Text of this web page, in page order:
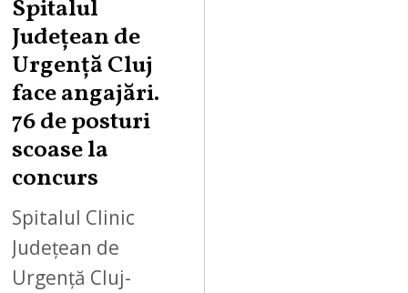
Spitalul
Județean de
Urgență Cluj
face angajări.
76 de posturi
scoase la
concurs
Spitalul Clinic
Județean de
Urgență Cluj-